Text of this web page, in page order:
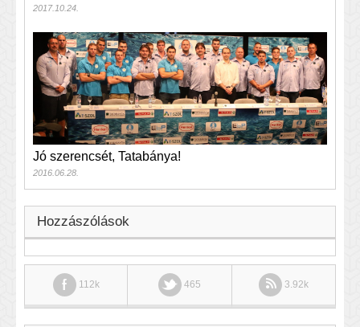
2017.10.24.
Jó szerencsét, Tatabánya!
2016.06.28.
Hozzászólások
112k 465 3.92k